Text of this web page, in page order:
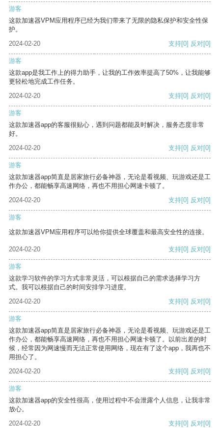
游客
这款加速器VPM应用程序已经为我们带来了无限的隐私保护和安全性保
护。
2024-02-20
支持[0] 反对[0]
游客
这款app是我工作上的得力助手，让我的工作效率提高了50%，让我能够
更轻松地完成工作任务。
2024-02-20
支持[0] 反对[0]
游客
这款加速器app的客服很贴心，遇到问题都能及时解决，服务态度非常
好。
2024-02-20
支持[0] 反对[0]
游客
这款加速器app简直是居家旅行必备神器，无论是看视频、玩游戏还是工
作办公，都能畅享高速网络，再也不用担心网速卡顿了。
2024-02-20
支持[0] 反对[0]
游客
这款加速器VPM应用程序可以给你提供全球覆盖和最高安全性的连接。
2024-02-20 支持[0] 反对[0]
游客
这款学习软件的学习方式非常灵活，可以根据自己的需求选择学习方
式。我可以根据自己的时间安排学习进度。
2024-02-20
支持[0] 反对[0]
游客
这款加速器app简直是居家旅行必备神器，无论是看视频、玩游戏还是工
作办公，都能畅享高速网络，再也不用担心网速卡顿了。以前出差的时
候，经常因为网速慢而无法正常使用网络，现在有了这个app，我再也不
用担心了。
2024-02-20
支持[0] 反对[0]
游客
这款加速器app的安全性很高，使用过程中不会泄露个人信息，让我非常
放心。
2024-02-20
支持[0] 反对[0]